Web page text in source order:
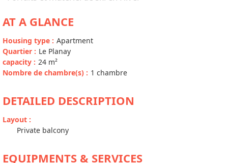
AT A GLANCE
Housing type : Apartment
Quartier : Le Planay
capacity : 24 m²
Nombre de chambre(s) : 1 chambre
DETAILED DESCRIPTION
Layout :
Private balcony
EQUIPMENTS & SERVICES